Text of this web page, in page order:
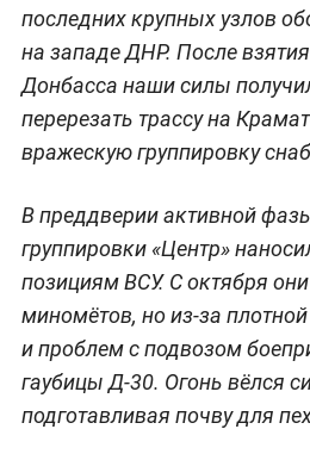
последних крупных узлов
на западе ДНР. После
Донбасса наши силы
перерезать трассу на
вражескую группировку
В преддверии активной
группировки «Центр»
позициям ВСУ. С октября
миномётов, но из-за
и проблем с подвозом
гаубицы Д-30. Огонь вёлся
подготавливая почву для